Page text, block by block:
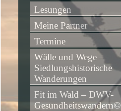
Lesungen
Meine Partner
Termine
Wälle und Wege –
Siedlungshistorische
Wanderungen
Fit im Wald – DWV-
Gesundheitswandern©